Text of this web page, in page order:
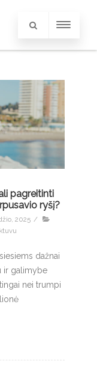
pagreitinti
ryšį?
2025 /
dažnai
ir galimybe
nei trumpi